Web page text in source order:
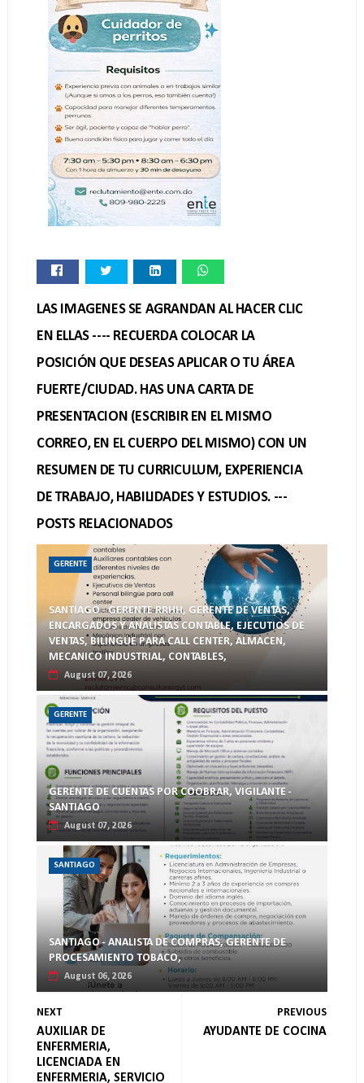
LAS IMAGENES SE AGRANDAN AL HACER CLIC
EN ELLAS ---- RECUERDA COLOCAR LA
POSICIÓN QUE DESEAS APLICAR O TU ÁREA
FUERTE/CIUDAD. HAS UNA CARTA DE
PRESENTACION (ESCRIBIR EN EL MISMO
CORREO, EN EL CUERPO DEL MISMO) CON UN
RESUMEN DE TU CURRICULUM, EXPERIENCIA
DE TRABAJO, HABILIDADES Y ESTUDIOS. ---
POSTS RELACIONADOS
GERENTE
SANTIAGO - GERENTE RRHH, GERENTE DE VENTAS,
ENCARGADOS Y ANALISTAS CONTABLE, EJECUTIOS DE
VENTAS, BILINGUE PARA CALL CENTER, ALMACEN,
MECANICO INDUSTRIAL, CONTABLES,
August 07, 2026
GERENTE
GERENTE DE CUENTAS POR COOBRAR, VIGILANTE -
SANTIAGO
August 07, 2026
SANTIAGO
SANTIAGO - ANALISTA DE COMPRAS, GERENTE DE
PROCESAMIENTO TOBACO,
August 06, 2026
NEXT
AUXILIAR DE
ENFERMERIA,
LICENCIADA EN
ENFERMERIA, SERVICIO
PREVIOUS
AYUDANTE DE COCINA